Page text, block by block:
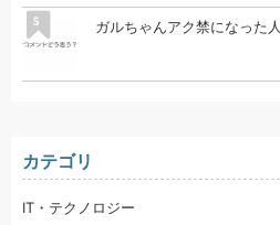
5 ガルちゃんアク禁になった人
カテゴリ
IT・テクノロジー